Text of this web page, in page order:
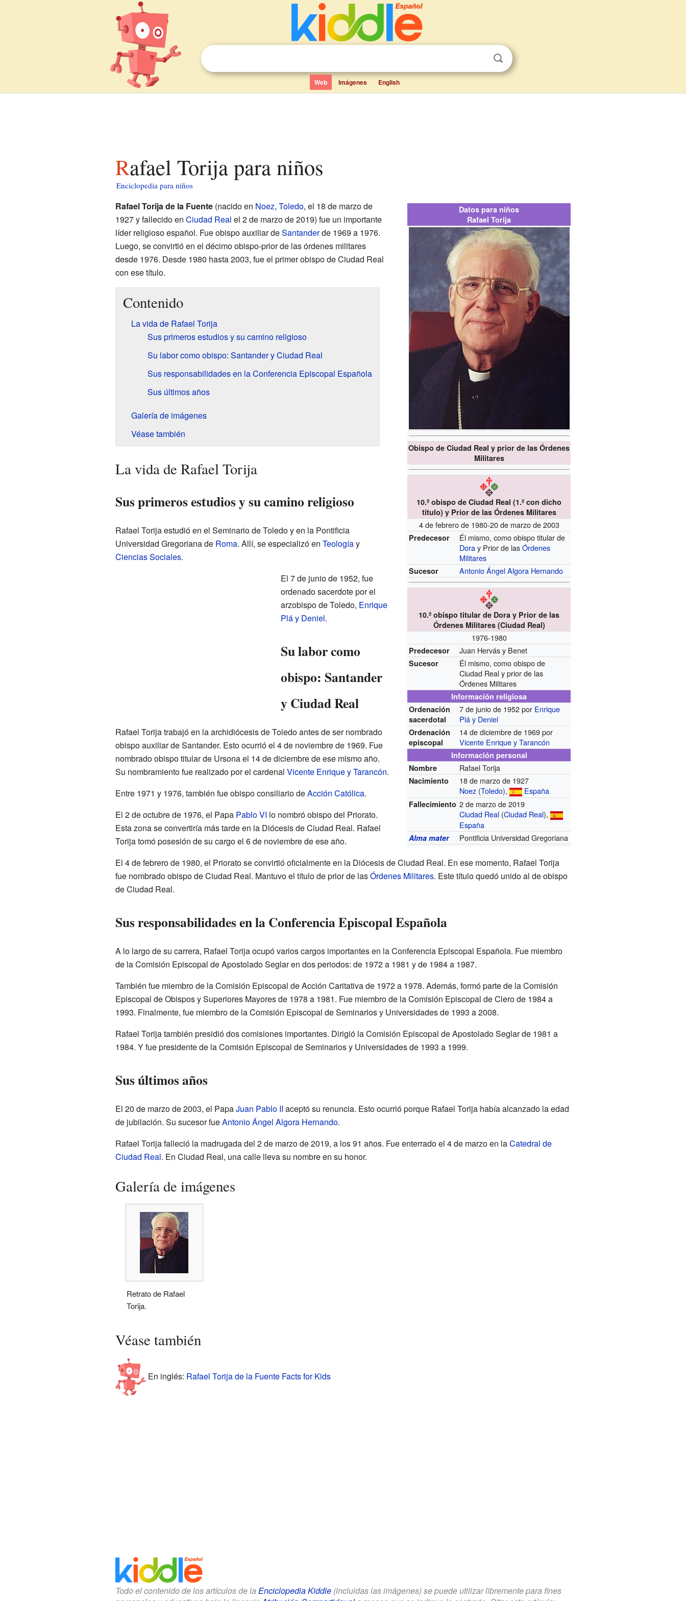
Web Imágenes English
Rafael Torija para niños
Enciclopedia para niños
Datos para niños
Rafael Torija
Obispo de Ciudad Real y prior de las Órdenes
Militares
10.º obispo de Ciudad Real (1.º con dicho
título) y Prior de las Órdenes Militares
4 de febrero de 1980-20 de marzo de 2003
Predecesor
Él mismo, como obispo titular de
Doray Prior de lasÓrdenes
Militares
Sucesor Antonio Ángel Algora Hernando
10.º obispo titular de Dora y Prior de las
Órdenes Militares (Ciudad Real)
1976-1980
Predecesor Juan Hervás y Benet
Sucesor
Él mismo, como obispo de
Ciudad Real y prior de las
Órdenes Militares
Información religiosa
Ordenación
sacerdotal
7 de junio de 1952por Enrique
Plá y Deniel
Ordenación
episcopal
14 de diciembre de 1969por
Vicente Enrique y Tarancón
Información personal
Nombre
Rafael Torija
Nacimiento
18 de marzo de 1927
Noez (Toledo), España
Fallecimiento 2 de marzo de 2019
Ciudad Real (Ciudad Real),
España
Alma mater Pontificia Universidad Gregoriana
Rafael Torija de la Fuente(nacido en Noez, Toledo, el 18 de marzo de
1927 y fallecido en Ciudad Real el 2 de marzo de 2019) fue un importante
líder religioso español. Fue obispo auxiliar deSantanderde 1969 a 1976.
Luego, se convirtió en el décimo obispo-prior de las órdenes militares
desde 1976. Desde 1980 hasta 2003, fue el primer obispo de Ciudad Real
con ese título.
Contenido
La vida de Rafael Torija
Sus primeros estudios y su camino religioso
Su labor como obispo: Santander y Ciudad Real
Sus responsabilidades en la Conferencia Episcopal Española
Sus últimos años
Galería de imágenes
Véase también
La vida de Rafael Torija
Sus primeros estudios y su camino religioso
Rafael Torija estudió en el Seminario de Toledo y en la Pontificia
Universidad Gregoriana de Roma. Allí, se especializó en Teologíay
Ciencias Sociales.
El 7 de junio de 1952, fue
ordenado sacerdote por el
arzobispo de Toledo, Enrique
Plá y Deniel.
Su labor como
obispo: Santander
y Ciudad Real
Rafael Torija trabajó en la archidiócesis de Toledo antes de ser nombrado
obispo auxiliar de Santander. Esto ocurrió el 4 de noviembre de 1969. Fue
nombrado obispo titular de Ursona el 14 de diciembre de ese mismo año.
Su nombramiento fue realizado por el cardenal Vicente Enrique y Tarancón.
Entre 1971 y 1976, también fue obispo consiliario deAcción Católica.
El 2 de octubre de 1976, el Papa Pablo VI lo nombró obispo del Priorato.
Esta zona se convertiría más tarde en la Diócesis de Ciudad Real. Rafael
Torija tomó posesión de su cargo el 6 de noviembre de ese año.
El 4 de febrero de 1980, el Priorato se convirtió oficialmente en la Diócesis de Ciudad Real. En ese momento, Rafael Torija
fue nombrado obispo de Ciudad Real. Mantuvo el título de prior de lasÓrdenes Militares. Este título quedó unido al de obispo
de Ciudad Real.
Sus responsabilidades en la Conferencia Episcopal Española
A lo largo de su carrera, Rafael Torija ocupó varios cargos importantes en la Conferencia Episcopal Española. Fue miembro
de la Comisión Episcopal de Apostolado Seglar en dos periodos: de 1972 a 1981 y de 1984 a 1987.
También fue miembro de la Comisión Episcopal de Acción Caritativa de 1972 a 1978. Además, formó parte de la Comisión
Episcopal de Obispos y Superiores Mayores de 1978 a 1981. Fue miembro de la Comisión Episcopal de Clero de 1984 a
1993. Finalmente, fue miembro de la Comisión Episcopal de Seminarios y Universidades de 1993 a 2008.
Rafael Torija también presidió dos comisiones importantes. Dirigió la Comisión Episcopal de Apostolado Seglar de 1981 a
1984. Y fue presidente de la Comisión Episcopal de Seminarios y Universidades de 1993 a 1999.
Sus últimos años
El 20 de marzo de 2003, el PapaJuan Pablo II aceptó su renuncia. Esto ocurrió porque Rafael Torija había alcanzado la edad
de jubilación. Su sucesor fueAntonio Ángel Algora Hernando.
Rafael Torija falleció la madrugada del 2 de marzo de 2019, a los 91 años. Fue enterrado el 4 de marzo en laCatedral de
Ciudad Real. En Ciudad Real, una calle lleva su nombre en su honor.
Galería de imágenes
Retrato de Rafael
Torija.
Véase también
En inglés: Rafael Torija de la Fuente Facts for Kids
Todo el contenido de los artículos de la Enciclopedia Kiddle(incluidas las imágenes) se puede utilizar libremente para fines